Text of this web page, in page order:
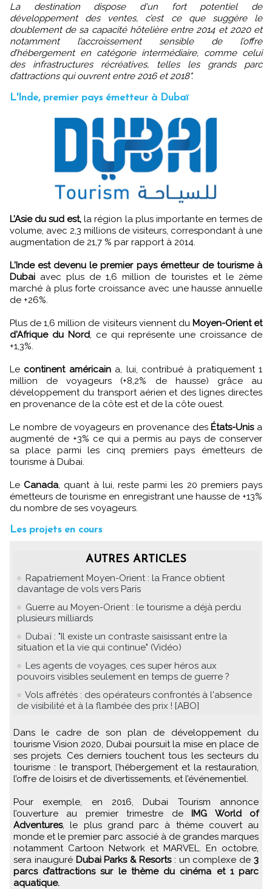
La destination dispose d'un fort potentiel de
développement des ventes, c’est ce que suggère le
doublement de sa capacité hôtelière entre 2014 et 2020 et
notamment l’accroissement sensible de l’offre
d’hébergement en catégorie intermédiaire, comme celui
des infrastructures récréatives, telles les grands parc
d’attractions qui ouvrent entre 2016 et 2018".
L'Inde, premier pays émetteur à Dubaï
L’Asie du sud est, la région la plus importante en termes de
volume, avec 2,3 millions de visiteurs, correspondant à une
augmentation de 21,7 % par rapport à 2014.
L'Inde est devenu le premier pays émetteur de tourisme à
Dubai avec plus de 1,6 million de touristes et le 2ème
marché à plus forte croissance avec une hausse annuelle
de +26%.
Plus de 1,6 million de visiteurs viennent du Moyen-Orient et
d'Afrique du Nord, ce qui représente une croissance de
+1,3%.
Le continent américaina, lui, contribué à pratiquement 1
million de voyageurs (+8,2% de hausse) grâce au
développement du transport aérien et des lignes directes
en provenance de la côte est et de la côte ouest.
Le nombre de voyageurs en provenance des États-Unisa
augmenté de +3% ce qui a permis au pays de conserver
sa place parmi les cinq premiers pays émetteurs de
tourisme à Dubai.
Le Canada , quant à lui, reste parmi les 20 premiers pays
émetteurs de tourisme en enregistrant une hausse de +13%
du nombre de ses voyageurs.
Les projets en cours
AUTRES ARTICLES
Rapatriement Moyen-Orient : la France obtient
davantage de vols vers Paris
Guerre au Moyen-Orient : le tourisme a déjà perdu
plusieurs milliards
Dubaï : "Il existe un contraste saisissant entre la
situation et la vie qui continue" (Vidéo)
Les agents de voyages, ces super héros aux
pouvoirs visibles seulement en temps de guerre ?
Vols affrétés : des opérateurs confrontés à l'absence
de visibilité et à la flambée des prix ! [ABO]
Dans le cadre de son plan de développement du
tourisme Vision 2020, Dubai poursuit la mise en place de
ses projets. Ces derniers touchent tous les secteurs du
tourisme : le transport, l’hébergement et la restauration,
l’offre de loisirs et de divertissements, et l’événementiel.
Pour exemple, en 2016, Dubai Tourism annonce
l’ouverture au premier trimestre de IMG World of
Adventures, le plus grand parc à thème couvert au
monde et le premier parc associé à de grandes marques
notamment Cartoon Network et MARVEL. En octobre,
sera inauguré Dubai Parks & Resorts: un complexe de3
parcs d’attractions sur le thème du cinéma et 1 parc
aquatique.